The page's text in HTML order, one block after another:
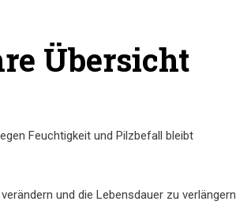
Übersicht
Feuchtigkeit und Pilzbefall bleibt
und die Lebensdauer zu verlängern